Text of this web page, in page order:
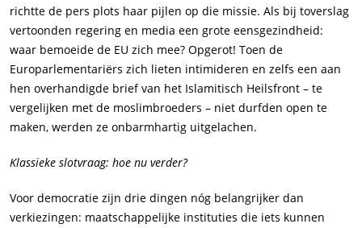
richtte de pers plots haar pijlen op die missie. Als bij toverslag
vertoonden regering en media een grote eensgezindheid:
waar bemoeide de EU zich mee? Opgerot! Toen de
Europarlementariërs zich lieten intimideren en zelfs een aan
hen overhandigde brief van het Islamitisch Heilsfront – te
vergelijken met de moslimbroeders – niet durfden open te
maken, werden ze onbarmhartig uitgelachen.
Klassieke slotvraag: hoe nu verder?
Voor democratie zijn drie dingen nóg belangrijker dan
verkiezingen: maatschappelijke instituties die iets kunnen